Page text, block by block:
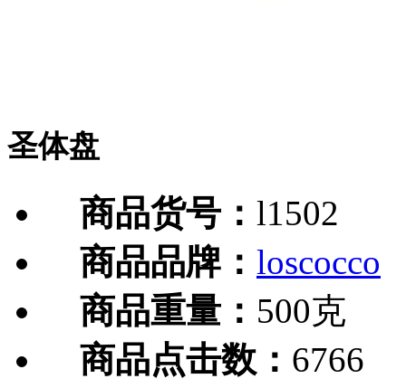
圣体盘
商品货号： l1502
商品品牌： loscocco
商品重量： 500克
商品点击数： 6766